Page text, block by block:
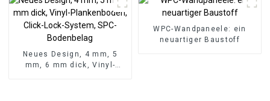
Neues Design, 4 mm, 5
mm, 6 mm dick, Vinyl-
WPC-Wandpaneele: ein
neuartiger Baustoff